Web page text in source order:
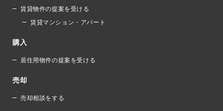
賃貸物件の提案を受ける
賃貸マンション・アパート
購入
居住用物件の提案を受ける
売却
売却相談をする